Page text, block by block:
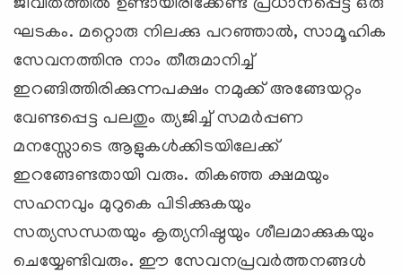
ജീവിതത്തില്‍ ഉണ്ടായിരിക്കേണ്ട പ്രധാനപ്പെട്ട ഒരു
ഘടകം. മറ്റൊരു നിലക്കു പറഞ്ഞാല്‍, സാമൂഹിക
സേവനത്തിനു നാം തീരുമാനിച്ച്
ഇറങ്ങിത്തിരിക്കുന്നപക്ഷം നമുക്ക് അങ്ങേയറ്റം
വേണ്ടപ്പെട്ട പലതും ത്യജിച്ച് സമര്‍പ്പണ
മനസ്സോടെ ആളുകള്‍ക്കിടയിലേക്ക്
ഇറങ്ങേണ്ടതായി വരും. തികഞ്ഞ ക്ഷമയും
സഹനവും മുറുകെ പിടിക്കുകയും
സത്യസന്ധതയും കൃത്യനിഷ്ഠയും ശീലമാക്കുകയും
ചെയ്യേണ്ടിവരും. ഈ സേവനപ്രവര്‍ത്തനങ്ങള്‍